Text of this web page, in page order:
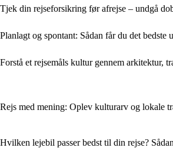
Tjek din rejseforsikring før afrejse – undgå
Planlagt og spontant: Sådan får du det bedste
Forstå et rejsemåls kultur gennem arkitektur,
Rejs med mening: Oplev kulturarv og lokale
Hvilken lejebil passer bedst til din rejse?